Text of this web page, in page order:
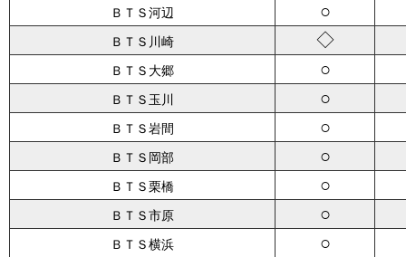
ＢＴＳ河辺 ○
ＢＴＳ川崎 ◇
ＢＴＳ大郷 ○
ＢＴＳ玉川 ○
ＢＴＳ岩間 ○
ＢＴＳ岡部 ○
ＢＴＳ栗橋 ○
ＢＴＳ市原 ○
ＢＴＳ横浜 ○